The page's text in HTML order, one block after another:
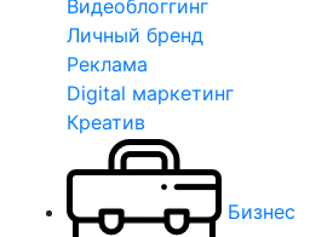
Видеоблоггинг
Личный бренд
Реклама
Digital маркетинг
Креатив
Бизнес